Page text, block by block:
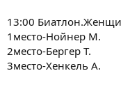
13:00
1место-Нойнер М.
2место-Бергер Т.
3место-Хенкель А.